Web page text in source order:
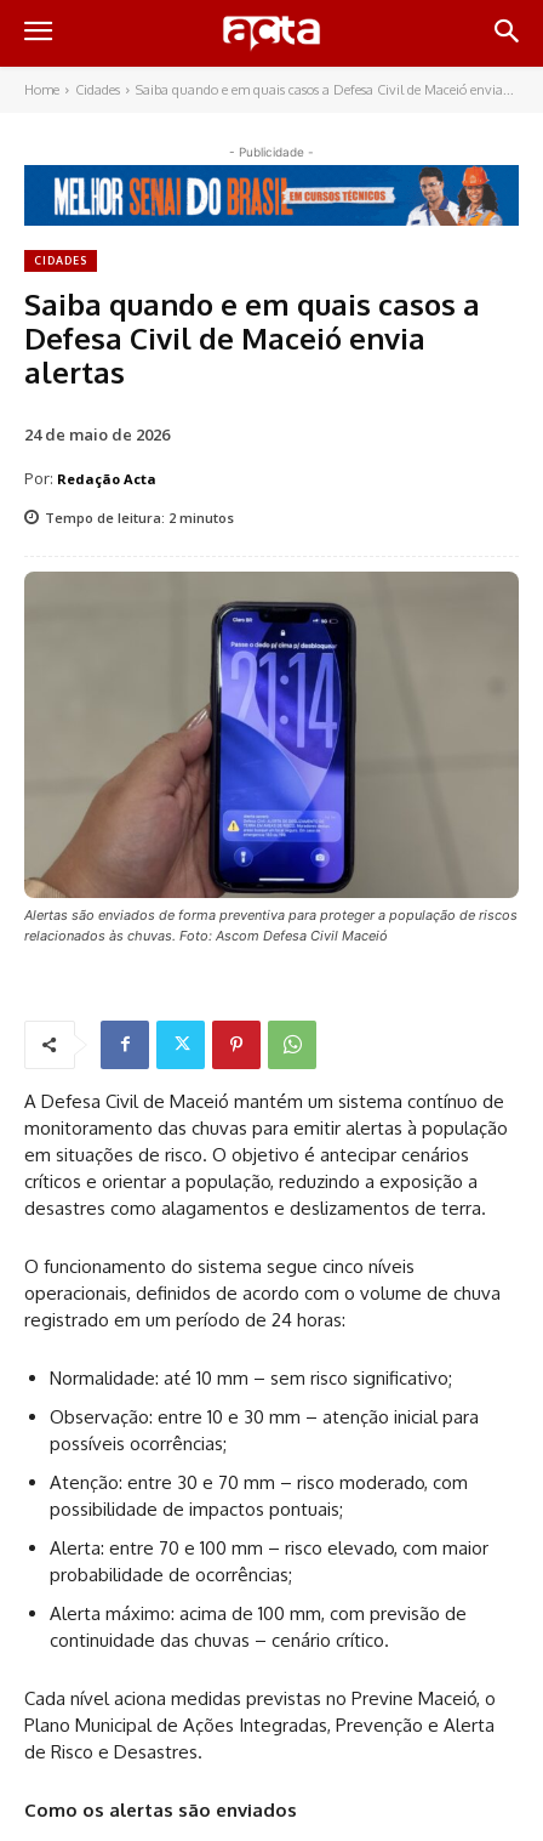
Home Cidades Saiba quando e em quais casos a Defesa Civil de Maceió envia...
- Publicidade -
CIDADES
Saiba quando e em quais casos a
Defesa Civil de Maceió envia
alertas
24 de maio de 2026
Por: Redação Acta
Tempo de leitura: 2 minutos
Alertas são enviados de forma preventiva para proteger a população de riscos
relacionados às chuvas. Foto: Ascom Defesa Civil Maceió
A Defesa Civil de Maceió mantém um sistema contínuo de
monitoramento das chuvas para emitir alertas à população
em situações de risco. O objetivo é antecipar cenários
críticos e orientar a população, reduzindo a exposição a
desastres como alagamentos e deslizamentos de terra.
O funcionamento do sistema segue cinco níveis
operacionais, definidos de acordo com o volume de chuva
registrado em um período de 24 horas:
Normalidade: até 10 mm – sem risco significativo;
Observação: entre 10 e 30 mm – atenção inicial para
possíveis ocorrências;
Atenção: entre 30 e 70 mm – risco moderado, com
possibilidade de impactos pontuais;
Alerta: entre 70 e 100 mm – risco elevado, com maior
probabilidade de ocorrências;
Alerta máximo: acima de 100 mm, com previsão de
continuidade das chuvas – cenário crítico.
Cada nível aciona medidas previstas no Previne Maceió, o
Plano Municipal de Ações Integradas, Prevenção e Alerta
de Risco e Desastres.
Como os alertas são enviados